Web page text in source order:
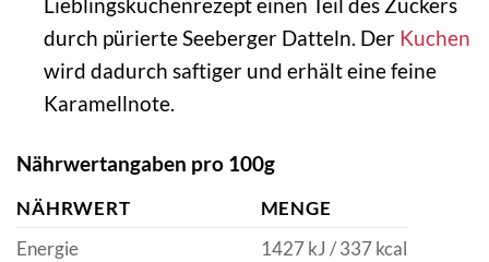
durch pürierte Seeberger Datteln. Der Kuchen
wird dadurch saftiger und erhält eine feine
Karamellnote.
Nährwertangaben pro 100g
NÄHRWERT
MENGE
Energie
1427 kJ / 337 kcal